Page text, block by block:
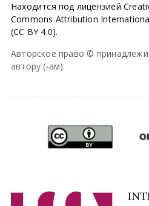
Находится под лицензией
Commons Attribution
(CC BY 4.0).
Авторское право ©
автору (-ам).